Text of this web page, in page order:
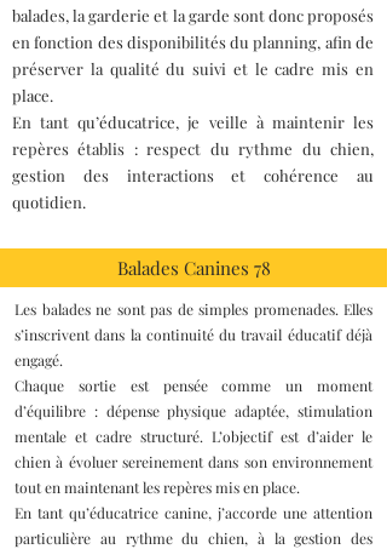
balades, la garderie et la garde sont donc proposés
en fonction des disponibilités du planning, afin de
préserver la qualité du suivi et le cadre mis en
place.
En tant qu’éducatrice, je veille à maintenir les
repères établis : respect du rythme du chien,
gestion des interactions et cohérence au
quotidien.
Balades Canines 78
Les balades ne sont pas de simples promenades. Elles
s’inscrivent dans la continuité du travail éducatif déjà
engagé.
Chaque sortie est pensée comme un moment
d’équilibre : dépense physique adaptée, stimulation
mentale et cadre structuré. L’objectif est d’aider le
chien à évoluer sereinement dans son environnement
tout en maintenant les repères mis en place.
En tant qu’éducatrice canine, j’accorde une attention
particulière au rythme du chien, à la gestion des